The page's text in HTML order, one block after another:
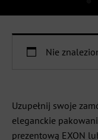
Uzupełnij swoje
eleganckie
prezentową EXON
Nie